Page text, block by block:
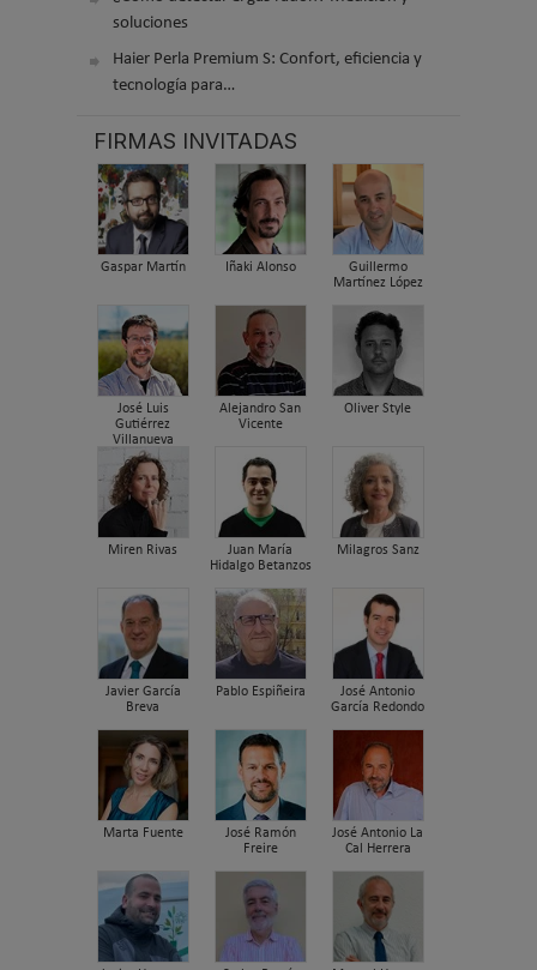
soluciones
Haier Perla Premium S: Confort, eficiencia y
tecnología para…
FIRMAS INVITADAS
Gaspar Martín Iñaki Alonso
Guillermo
Martínez López
José Luis
Gutiérrez
Villanueva
Alejandro San
Vicente
Oliver Style
Miren Rivas
Juan María
Hidalgo Betanzos
Milagros Sanz
Javier García
Breva
Pablo Espiñeira
José Antonio
García Redondo
Marta Fuente
José Ramón
Freire
José Antonio La
Cal Herrera